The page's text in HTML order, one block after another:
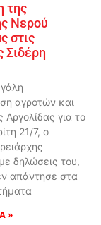
της
Νερού
στις
Σιδέρη
αγροτών και
για το
21/7, ο
δηλώσεις του,
απάντησε στα
»